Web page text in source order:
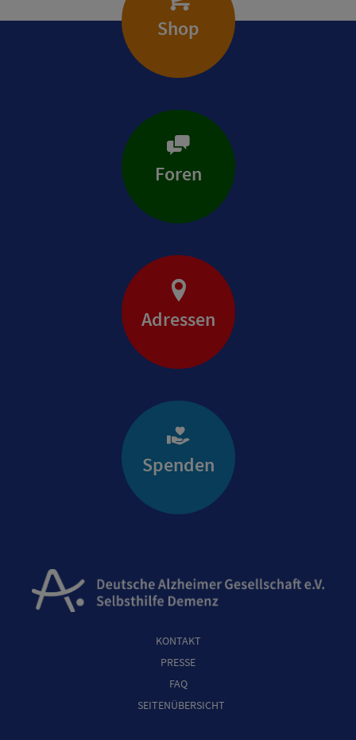
Shop
Foren
Adressen
Spenden
KONTAKT
PRESSE
FAQ
SEITENÜBERSICHT